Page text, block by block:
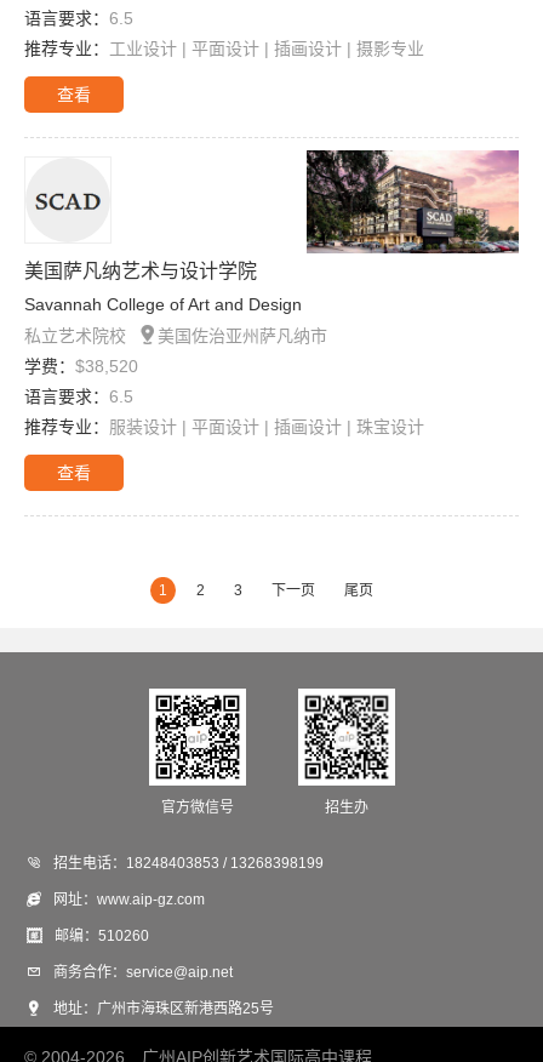
语言要求： 6.5
推荐专业： 工业设计 | 平面设计 | 插画设计 | 摄影专业
查看
美国萨凡纳艺术与设计学院
Savannah College of Art and Design
私立艺术院校
 美国佐治亚州萨凡纳市
学费： $38,520
语言要求： 6.5
推荐专业： 服装设计 | 平面设计 | 插画设计 | 珠宝设计
查看
1 2 3 下一页 尾页
官方微信号 招生办
 招生电话： 18248403853 / 13268398199
 网址：www.aip-gz.com
 邮编：510260
 商务合作：service@aip.net
 地址： 广州市海珠区新港西路25号
© 2004-2026 广州AIP创新艺术国际高中课程